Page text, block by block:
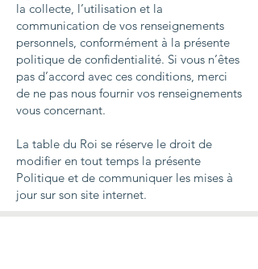
la collecte, l’utilisation et la
communication de vos renseignements
personnels, conformément à la présente
politique de confidentialité. Si vous n’êtes
pas d’accord avec ces conditions, merci
de ne pas nous fournir vos renseignements
vous concernant.
La table du Roi se réserve le droit de
modifier en tout temps la présente
Politique et de communiquer les mises à
jour sur son site internet.